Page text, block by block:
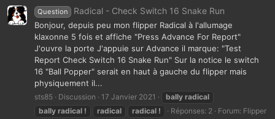
Question Radical - Check Switch 16 Snake Run
Bonjour, depuis peu mon flipper Radical à l'allumage
klaxonne 5 fois et affiche "Press Advance For Report"
J'ouvre la porte J'appuie sur Advance il marque: "Test
Report Check Switch 16 Snake Run" Sur la notice le switch
16 "Ball Popper" serait en haut à gauche du flipper mais
physiquement il...
sts85 Discussion 17 Janvier 2021 bally radical
bally radical ! radical radical ! Réponses: 2 Forum: Flipper